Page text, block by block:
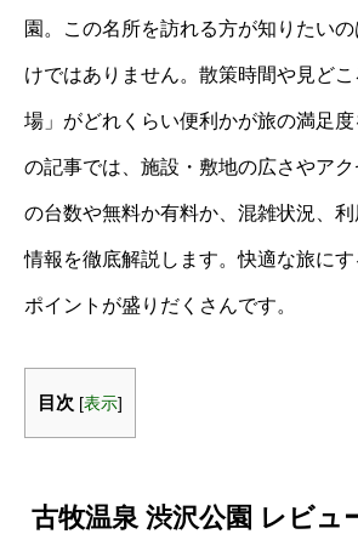
園。この名所を訪れる方が知りたい
けではありません。散策時間や見ど
場」がどれくらい便利かが旅の満足度
の記事では、施設・敷地の広さやア
の台数や無料か有料か、混雑状況、
情報を徹底解説します。快適な旅に
ポイントが盛りだくさんです。
目次 [表示]
古牧温泉 渋沢公園 レビュ